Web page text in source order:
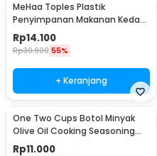
MeHaa Toples Plastik
Penyimpanan Makanan Kedap
Udara Storage Jar 700ml -
YF0086
Rp14.100
Rp30.900 55%
+ Keranjang
One Two Cups Botol Minyak
Olive Oil Cooking Seasoning
Bottle 500ml - CW200
Rp11.000